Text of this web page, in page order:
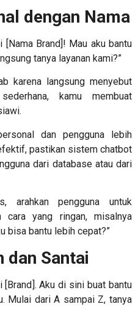
dengan Nama
[Nama Brand]! Mau aku bantu
tanya layanan kami?”
karena langsung menyebut
kamu membuat
dan pengguna lebih
pastikan sistem chatbot
dari database atau dari
arahkan pengguna untuk
cara yang ringan, misalnya
bisa bantu lebih cepat?”
dan Santai
[Brand]. Aku di sini buat bantu
Mulai dari A sampai Z, tanya